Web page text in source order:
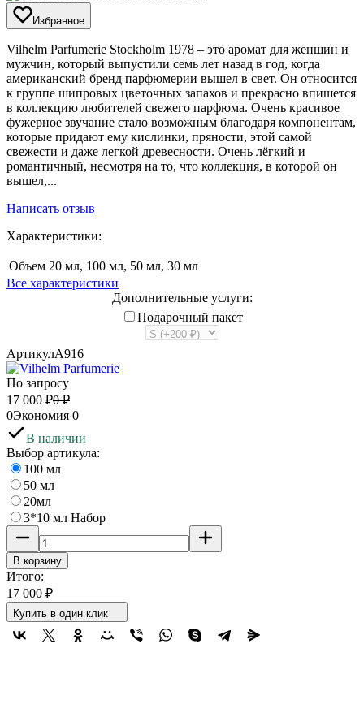
Избранное
​Vilhelm Parfumerie Stockholm 1978 – это аромат для женщин и
мужчин, который выпустили семь лет назад в год, когда
американский бренд парфюмерии вышел в свет. Он относится
к группе шипровых цветочных запахов и прекрасно впишется
в коллекцию любителей свежего парфюма. Очень красивое
фужерное звучание стало возможным благодаря компонентам,
которые придают ему кислинки, пряности, этой самой
свежести и даже легкой древесности. Очень лёгкий и
романтичный, несмотря на то, что коллекция, в которой он
вышел,...
Написать отзыв
Характеристики:
Объем 20 мл, 100 мл, 50 мл, 30 мл
Все характеристики
Дополнительные услуги:
Подарочный пакет
АртикулA916
По запросу
17 000 ₽0 ₽
0Экономия 0
В наличии
Выбор артикула:
100 мл
50 мл
20мл
3*10 мл Набор
В корзину
Итого:
17 000 ₽
Купить в один клик